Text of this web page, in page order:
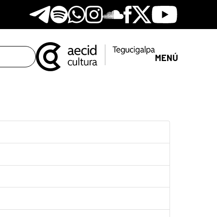
Telegram
SpotifyWhatsapp
Instagram
Soundclore
Facebook
X Youtube
MENÚ